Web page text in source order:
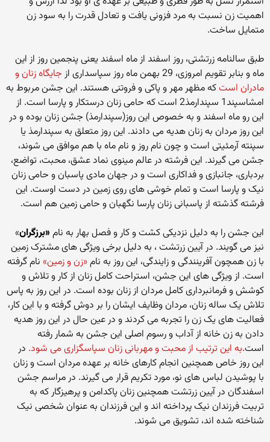
اهمیت زن نسبت به مرد فزونی یافت و تعادل قدرت را به سود زن
متمایل ساخت.
طبق سالنامه زرتشتی، روز اسفند از ماه اسفند یعنی پنجمین روز از این
ماه و بنابر تقویم امروزی، 29 بهمن ماه روز سپاسداری از
جایگاه زنان و
مادران استکه مظهر مهر و پاکی و فروتنی هستند. این جشن مربوط به
امشاسپند1 سپندارمذ2 است که حامی زنان درستکار و پارسا است. از
این رو ماه اسفند و به خصوص این روز(سپندارمذ) جشن زنان بوده و در
این روز مردان به زنان هدیه می دادند. این روز متعلق به سپندارمذ یا
سپنته آرمئیتی است و چون نام روز و نام ماه با هم موافق می شوند،
جشن می گیرند. این فرشته در عالم مینوی نماد عشق، محبت، تواضع،
بردباری، جانبازی و فداکاری است و در جهان مادی پاسبان و حامی زنان
نیک و پارسا است و تمام خوشی های روی زمین در دست اوست. این
فرشته گذشته از پاسبانی زنان پارسا نگهبان و حامی زمین هم است.
این جشن را به دلیل نزدیکی کشت و کار و فصل بهار به نام «برزگران»
نیز می گویند. در آیین زرتشت ، به دلیل برخی ویژگی های مشترک زمین
با زن همچون آفرینندگی و زایندگی، این روز به نام «زن و زمین» نام گرفته
است. از ویژگی های این جشن، استراحت کامل زنان از کار و تلاش و
کوشش و فرمانبرداری کامل مردان از زنان بوده است. در این روز به پاس
تلاش یک ساله زنان، مردان وظایف ایشان را بر دوش گرفته و با این کار،
فعالیت های یک زن را تجربه می کردند و در عین حال در این روز هدیه
دادن به زن خانه از آداب و رسوم اصلی این جشن به شمار رفته
است.به این ترتیب از محبت و مهربانی زنان سپاسگزاری می شود. در
این روز خاص همچنین انجام کارهای خانه بر عهده مردان است و زنان
با پوشیدن لباس های نو، مورد تکریم قرار می گیرند. در مراسم جشن
اسفندگان در آیین زرتشت همچنین زنان پاکدامن و پرهیزگار که به
تربیت فرزندان نیک پرداخته اند و این فرزندان به عنوان شخصی نیک
شناخته شده اند، تشویق می شوند.